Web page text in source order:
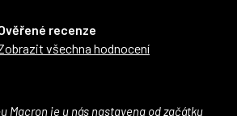
recenze
všechna hodnocení